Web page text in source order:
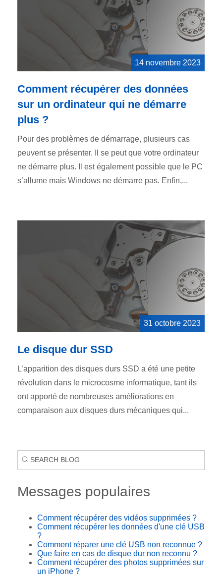
14 novembre 2023
Comment récupérer des données
sur un ordinateur qui ne démarre
plus ?
Pour des problèmes de démarrage, plusieurs cas
peuvent se présenter. Il se peut que votre ordinateur
ne démarre plus. Il est également possible que le PC
s’allume mais Windows ne démarre pas. Enfin,...
31 octobre 2023
Le disque dur SSD
L’apparition des disques durs SSD a été une petite
révolution dans le microcosme informatique, tant ils
ont apporté de nombreuses améliorations en
comparaison aux disques durs mécaniques qui...
Messages populaires
Comment récupérer des vidéos supprimées ?
Comment récupérer les données d'une clé USB
?
Comment réparer une clé USB non reconnue ?
Que faire en cas de disque dur non reconnu ?
Comment récupérer des photos supprimées sur
un iPhone ?